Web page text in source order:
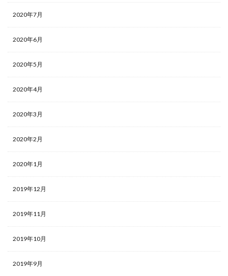
2020年7月
2020年6月
2020年5月
2020年4月
2020年3月
2020年2月
2020年1月
2019年12月
2019年11月
2019年10月
2019年9月